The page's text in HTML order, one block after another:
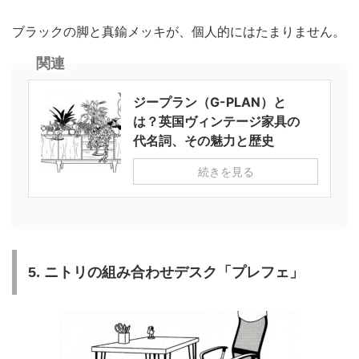
ブラックの脚と真鍮メッキが、個人的にはたまりません。
関連
ジープラン（G-PLAN）と
は？英国ヴィンテージ家具の
代名詞、その魅力と歴史
続きを見る
5. ニトリの組み合わせデスク「プレフェ」